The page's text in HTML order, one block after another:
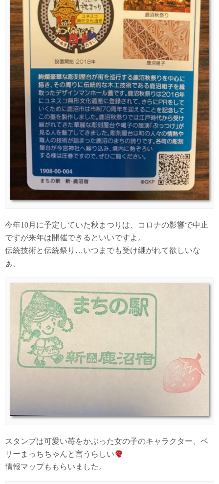
今年10月に予定していた秋まつりは、コロナの影響で中止
ですが来年は開催できるといいですよ。
伝統技術と伝統祭り…いつまでも受け継がれて欲しいな
ぁ。
スタンプは可愛い苺をかぶった女の子のキャラクター、ベ
リーまっちちゃんと言うらしい
情報マップももらいました。